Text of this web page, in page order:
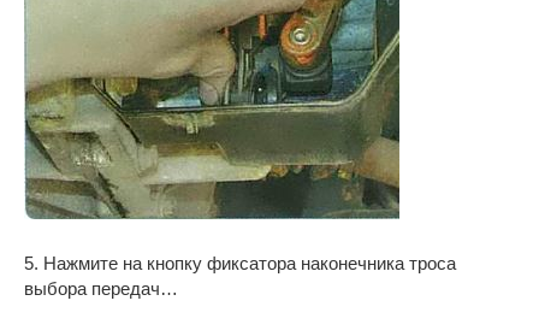
5. Нажмите на кнопку фиксатора наконечника троса
выбора передач…